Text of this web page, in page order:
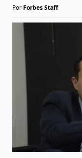
Por Forbes Staff